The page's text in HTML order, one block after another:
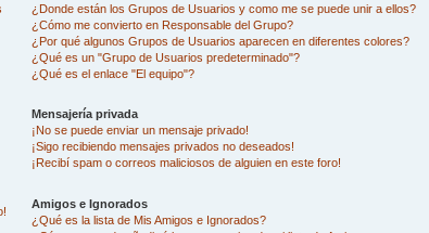
¿Donde están los Grupos de Usuarios y como me se puede unir a ellos?
¿Cómo me convierto en Responsable del Grupo?
¿Por qué algunos Grupos de Usuarios aparecen en diferentes colores?
¿Qué es un "Grupo de Usuarios predeterminado"?
¿Qué es el enlace "El equipo"?
Mensajería privada
¡No se puede enviar un mensaje privado!
¡Sigo recibiendo mensajes privados no deseados!
¡Recibí spam o correos maliciosos de alguien en este foro!
Amigos e Ignorados
¿Qué es la lista de Mis Amigos e Ignorados?